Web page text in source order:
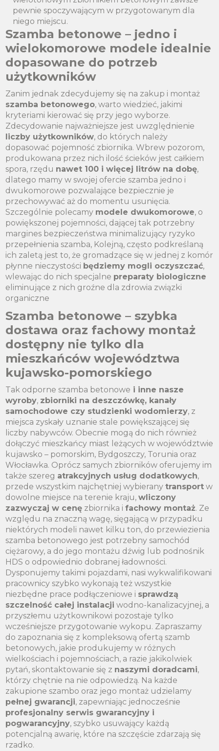
pewnie spoczywającym w przygotowanym dla
niego miejscu.
Szamba betonowe – jedno i
wielokomorowe modele idealnie
dopasowane do potrzeb
użytkowników
Zanim jednak zdecydujemy się na zakup i montaż
szamba betonowego, warto wiedzieć, jakimi
kryteriami kierować się przy jego wyborze.
Zdecydowanie najważniejsze jest uwzględnienie
liczby użytkowników, do których należy
dopasować pojemność zbiornika. Wbrew pozorom,
produkowana przez nich ilość ścieków jest całkiem
spora, rzędu nawet 100 i więcej litrów na dobę,
dlatego mamy w swojej ofercie szamba jedno i
dwukomorowe pozwalające bezpiecznie je
przechowywać aż do momentu usunięcia.
Szczególnie polecamy modele dwukomorowe, o
powiększonej pojemności, dającej tak potrzebny
margines bezpieczeństwa minimalizujący ryzyko
przepełnienia szamba, Kolejną, często podkreślaną
ich zaletą jest to, że gromadzące się w jednej z komór
płynne nieczystości będziemy mogli oczyszczać,
wlewając do nich specjalne preparaty biologiczne
eliminujące z nich groźne dla zdrowia związki
organiczne
Szamba betonowe – szybka
dostawa oraz fachowy montaż
dostępny nie tylko dla
mieszkańców województwa
kujawsko-pomorskiego
Tak odporne szamba betonowe i inne nasze
wyroby, zbiorniki na deszczówkę, kanały
samochodowe czy studzienki wodomierzy, z
miejsca zyskały uznanie stale powiększającej się
liczby nabywców. Obecnie mogą do nich również
dołączyć mieszkańcy miast leżących w województwie
kujawsko – pomorskim, Bydgoszczy, Torunia oraz
Włocławka. Oprócz samych zbiorników oferujemy im
także szereg atrakcyjnych usług dodatkowych,
przede wszystkim najchętniej wybieranytransport w
dowolne miejsce na terenie kraju,wliczony
zazwyczaj w cenę zbiornika ifachowy montaż. Ze
względu na znaczną wagę, sięgającą w przypadku
niektórych modeli nawet kilku ton, do przewiezienia
szamba betonowego jest potrzebny samochód
ciężarowy, a do jego montażu dźwig lub podnośnik
HDS o odpowiednio dobranej ładowności.
Dysponujemy takimi pojazdami, nasi wykwalifikowani
pracownicy szybko wykonają też wszystkie
niezbędne prace podłączeniowe i sprawdzą
szczelność całej instalacji wodno-kanalizacyjnej, a
przyszłemu użytkownikowi pozostaje tylko
wcześniejsze przygotowanie wykopu. Zapraszamy
do zapoznania się z kompleksową ofertą szamb
betonowych, jakie produkujemy w różnych
wielkościach i pojemnościach, a razie jakikolwiek
pytań, skontaktowanie się z naszymi doradcami,
którzy chętnie na nie odpowiedzą. Na każde
zakupione szambo oraz jego montaż udzielamy
pełnej gwarancji, zapewniając jednocześnie
profesjonalny serwis gwarancyjny i
pogwarancyjny, szybko usuwający każdą
potencjalną awarię, które na szczęście zdarzają się
rzadko.